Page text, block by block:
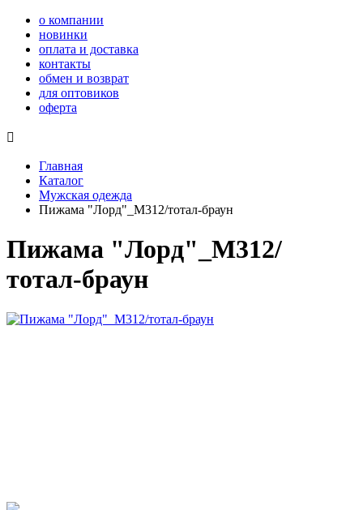
о компании
новинки
оплата и доставка
контакты
обмен и возврат
для оптовиков
оферта

Главная
Каталог
Мужская одежда
Пижама "Лорд"_М312/тотал-браун
Пижама "Лорд"_М312/
тотал-браун